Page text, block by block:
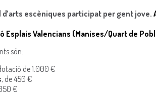
d’arts escèniques participat per gent jove.
Esplais Valencians (Manises/Quart de
són:
de 1.000 €
, de 450 €
€